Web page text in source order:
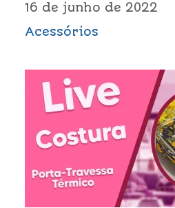
16 de junho de 2022
Acessórios